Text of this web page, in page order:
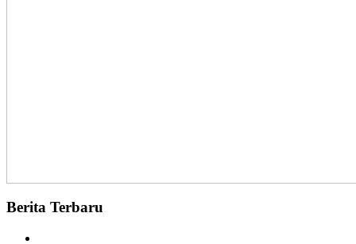
Berita Terbaru